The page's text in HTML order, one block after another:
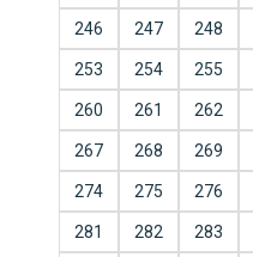
246 247 248
253 254 255
260 261 262
267 268 269
274 275 276
281 282 283